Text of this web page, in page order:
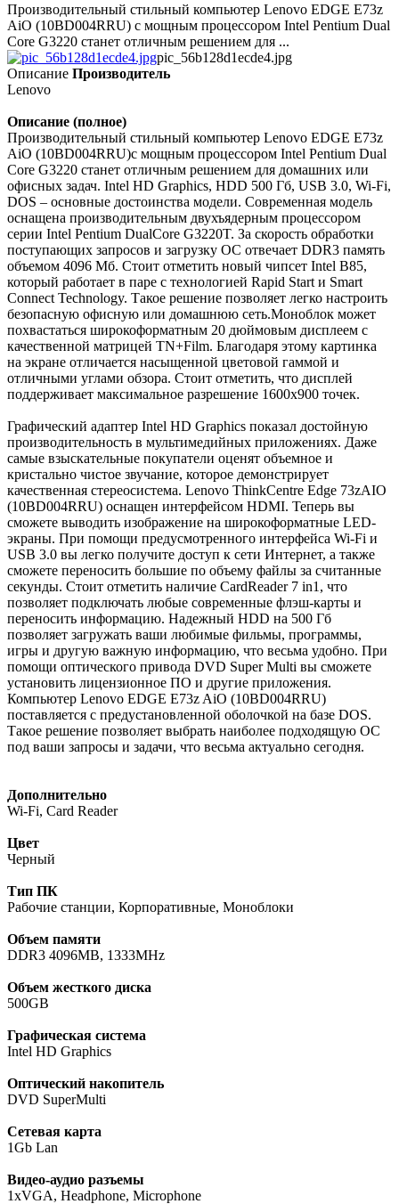
Производительный стильный компьютер Lenovo EDGE E73z
AiO (10BD004RRU) с мощным процессором Intel Pentium Dual
Core G3220 станет отличным решением для ...
pic_56b128d1ecde4.jpg
Описание Производитель
Lenovo
Описание (полное)
Производительный стильный компьютер Lenovo EDGE E73z
AiO (10BD004RRU)с мощным процессором Intel Pentium Dual
Core G3220 станет отличным решением для домашних или
офисных задач. Intel HD Graphics, HDD 500 Гб, USB 3.0, Wi-Fi,
DOS – основные достоинства модели. Современная модель
оснащена производительным двухъядерным процессором
серии Intel Pentium DualCore G3220T. За скорость обработки
поступающих запросов и загрузку ОС отвечает DDR3 память
объемом 4096 Мб. Стоит отметить новый чипсет Intel B85,
который работает в паре с технологией Rapid Start и Smart
Connect Technology. Такое решение позволяет легко настроить
безопасную офисную или домашнюю сеть.Моноблок может
похвастаться широкоформатным 20 дюймовым дисплеем с
качественной матрицей TN+Film. Благодаря этому картинка
на экране отличается насыщенной цветовой гаммой и
отличными углами обзора. Стоит отметить, что дисплей
поддерживает максимальное разрешение 1600х900 точек.
Графический адаптер Intel HD Graphics показал достойную
производительность в мультимедийных приложениях. Даже
самые взыскательные покупатели оценят объемное и
кристально чистое звучание, которое демонстрирует
качественная стереосистема. Lenovo ThinkCentre Edge 73zAIO
(10BD004RRU) оснащен интерфейсом HDMI. Теперь вы
сможете выводить изображение на широкоформатные LED-
экраны. При помощи предусмотренного интерфейса Wi-Fi и
USB 3.0 вы легко получите доступ к сети Интернет, а также
сможете переносить большие по объему файлы за считанные
секунды. Стоит отметить наличие CardReader 7 in1, что
позволяет подключать любые современные флэш-карты и
переносить информацию. Надежный HDD на 500 Гб
позволяет загружать ваши любимые фильмы, программы,
игры и другую важную информацию, что весьма удобно. При
помощи оптического привода DVD Super Multi вы сможете
установить лицензионное ПО и другие приложения.
Компьютер Lenovo EDGE E73z AiO (10BD004RRU)
поставляется с предустановленной оболочкой на базе DOS.
Такое решение позволяет выбрать наиболее подходящую ОС
под ваши запросы и задачи, что весьма актуально сегодня.
Дополнительно
Wi-Fi, Card Reader
Цвет
Черный
Тип ПК
Рабочие станции, Корпоративные, Моноблоки
Объем памяти
DDR3 4096MB, 1333MHz
Объем жесткого диска
500GB
Графическая система
Intel HD Graphics
Оптический накопитель
DVD SuperMulti
Сетевая карта
1Gb Lan
Видео-аудио разъемы
1xVGA, Нeadphone, Microphone